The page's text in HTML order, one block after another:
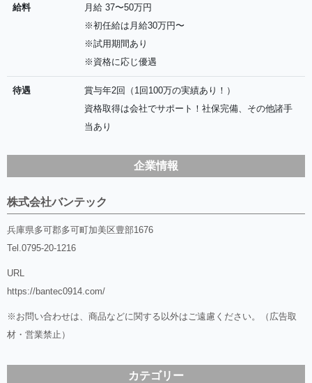
給料
月給 37〜50万円
※初任給は月給30万円〜
※試用期間あり
※資格に応じ優遇
待遇
賞与年2回（1回100万の実績あり！）
資格取得は会社でサポート！社保完備、その他諸手
当あり
企業情報
株式会社バンテック
兵庫県多可郡多可町加美区豊部1676
Tel.0795-20-1216
URL
https://bantec0914.com/
※お問い合わせは、商品などに関する以外はご遠慮ください。（広告取
材・営業禁止）
カテゴリー